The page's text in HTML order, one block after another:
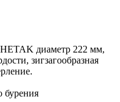
диаметр 222 мм,
зигзагообразная
бурения